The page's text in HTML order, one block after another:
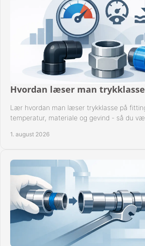
Hvordan læser man
Lær hvordan man læser trykklasse på
temperatur, materiale og gevind - så du
1. august 2026